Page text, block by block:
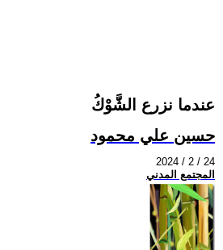
عندما نزرع الشَّوْكُ
حسين علي محمود
2024 / 2 / 24
المجتمع المدني